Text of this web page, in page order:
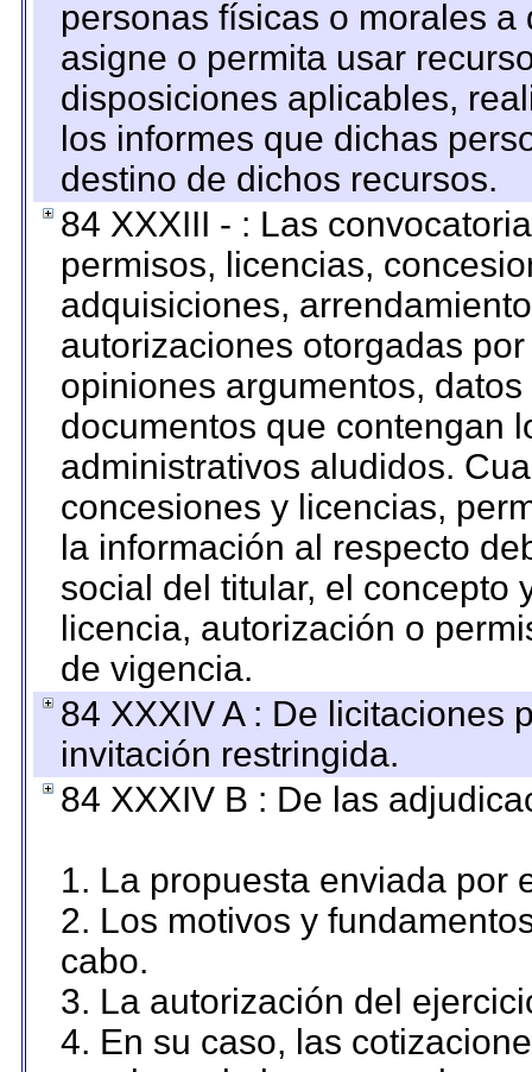
personas físicas o morales
asigne o permita usar
disposiciones aplicables,
los informes que dichas
destino de dichos recursos.
84 XXXIII - : Las
permisos, licencias,
adquisiciones,
autorizaciones otorgadas
opiniones argumentos,
documentos que contengan
administrativos aludidos.
concesiones y licencias,
la información al respecto
social del titular, el concepto
licencia, autorización o
de vigencia.
84 XXXIV A : De licitaciones
invitación restringida.
84 XXXIV B : De las
1. La propuesta enviada por
2. Los motivos y
cabo.
3. La autorización del
4. En su caso, las